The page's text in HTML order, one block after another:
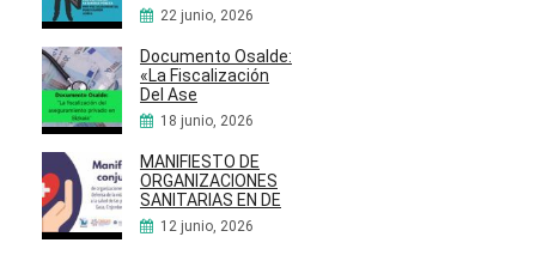
22 junio, 2026
Documento Osalde:
«La Fiscalización
Del Ase
18 junio, 2026
MANIFIESTO DE
ORGANIZACIONES
SANITARIAS EN DE
12 junio, 2026